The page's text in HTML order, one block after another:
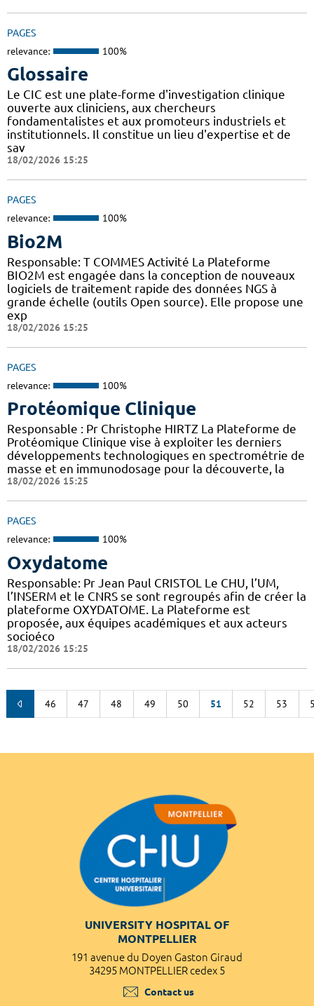
PAGES
relevance: 100%
Glossaire
Le CIC est une plate-forme d'investigation clinique
ouverte aux cliniciens, aux chercheurs
fondamentalistes et aux promoteurs industriels et
institutionnels. Il constitue un lieu d'expertise et de
sav
18/02/2026 15:25
PAGES
relevance: 100%
Bio2M
Responsable: T COMMES Activité La Plateforme
BIO2M est engagée dans la conception de nouveaux
logiciels de traitement rapide des données NGS à
grande échelle (outils Open source). Elle propose une
exp
18/02/2026 15:25
PAGES
relevance: 100%
Protéomique Clinique
Responsable : Pr Christophe HIRTZ La Plateforme de
Protéomique Clinique vise à exploiter les derniers
développements technologiques en spectrométrie de
masse et en immunodosage pour la découverte, la
18/02/2026 15:25
PAGES
relevance: 100%
Oxydatome
Responsable: Pr Jean Paul CRISTOL Le CHU, l’UM,
l’INSERM et le CNRS se sont regroupés afin de créer la
plateforme OXYDATOME. La Plateforme est
proposée, aux équipes académiques et aux acteurs
socioéco
18/02/2026 15:25
46 47 48 49 50 51 52 53
UNIVERSITY HOSPITAL OF
MONTPELLIER
191 avenue du Doyen Gaston Giraud
34295 MONTPELLIER cedex 5
Contact us